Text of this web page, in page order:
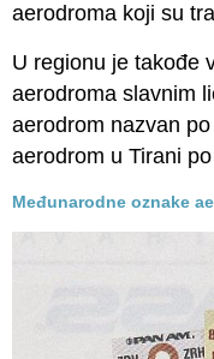
aerodroma koji su
U regionu je takođe
aerodroma slavnim
aerodrom nazvan
aerodrom u Tirani
Međunarodne oznake